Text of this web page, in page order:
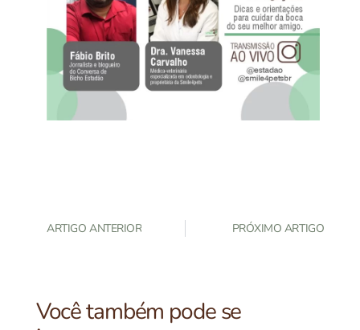
ARTIGO ANTERIOR PRÓXIMO ARTIGO
Você também pode se